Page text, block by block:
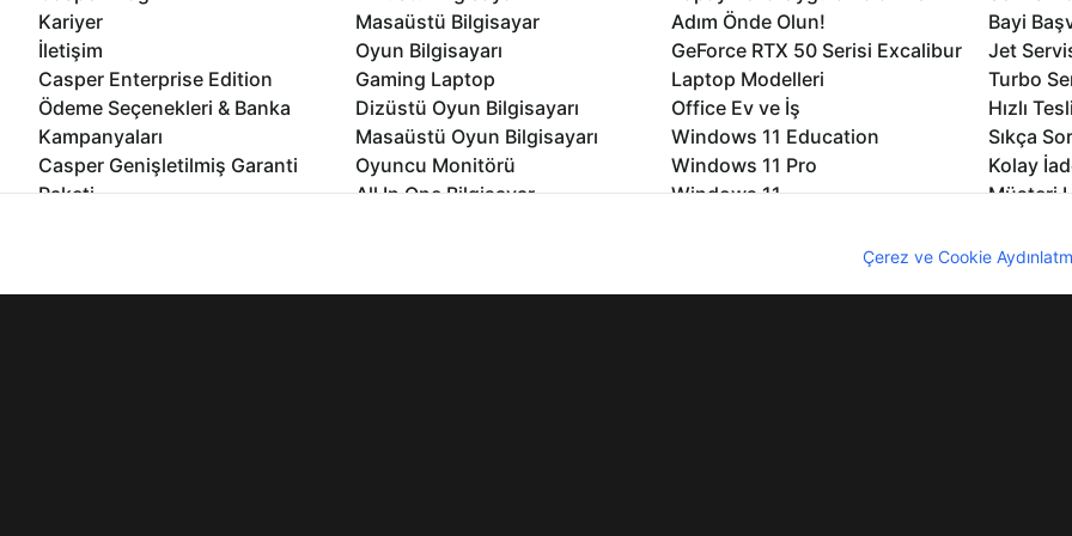
Kariyer
İletişim
Casper Enterprise Edition
Ödeme Seçenekleri & Banka
Kampanyaları
Casper Genişletilmiş Garanti
Paketi
Masaüstü Bilgisayar
Oyun Bilgisayarı
Gaming Laptop
Dizüstü Oyun Bilgisayarı
Masaüstü Oyun Bilgisayarı
Oyuncu Monitörü
All In One Bilgisayar
Adım Önde Olun!
GeForce RTX 50 Serisi Excalibur
Laptop Modelleri
Office Ev ve İş
Windows 11 Education
Windows 11 Pro
Windows 11
Excalibur Duvar Kağıtları
Bayi
Jet
Turbo
Hızlı
Sıkça
Kolay
Müşteri
Logo ve
Çerez ve Cookie